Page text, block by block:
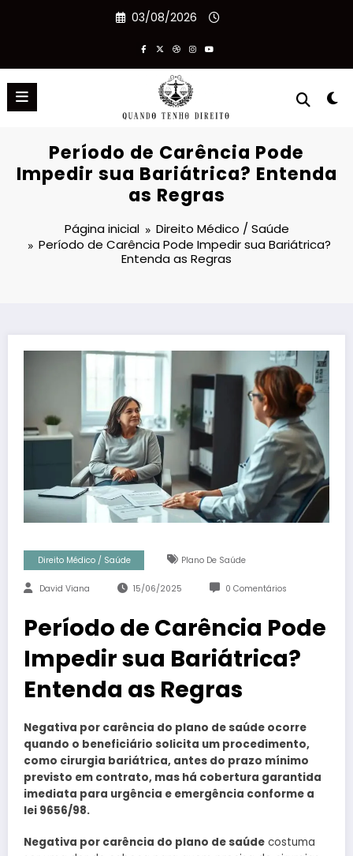
03/08/2026
Período de Carência Pode
Impedir sua Bariátrica? Entenda
as Regras
Página inicial
Direito Médico / Saúde
Período de Carência Pode Impedir sua Bariátrica?
Entenda as Regras
Direito Médico / Saúde Plano De Saúde
David Viana 15/06/2025 0 Comentários
Período de Carência Pode
Impedir sua Bariátrica?
Entenda as Regras
Negativa por carência do plano de saúde ocorre
quando o beneficiário solicita um procedimento,
como cirurgia bariátrica, antes do prazo mínimo
previsto em contrato, mas há cobertura garantida
imediata para urgência e emergência conforme a
lei 9656/98.
Negativa por carência do plano de saúde costuma